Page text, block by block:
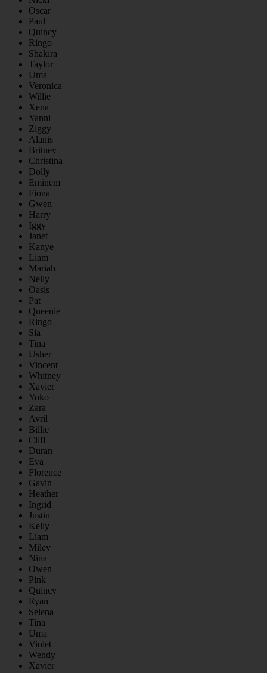
Oscar
Paul
Quincy
Ringo
Shakira
Taylor
Uma
Veronica
Willie
Xena
Yanni
Ziggy
Alanis
Britney
Christina
Dolly
Eminem
Fiona
Gwen
Harry
Iggy
Janet
Kanye
Liam
Mariah
Nelly
Oasis
Pat
Queenie
Ringo
Sia
Tina
Usher
Vincent
Whitney
Xavier
Yoko
Zara
Avril
Billie
Cliff
Duran
Eva
Florence
Gavin
Heather
Ingrid
Justin
Kelly
Liam
Miley
Nina
Owen
Pink
Quincy
Ryan
Selena
Tina
Uma
Violet
Wendy
Xavier